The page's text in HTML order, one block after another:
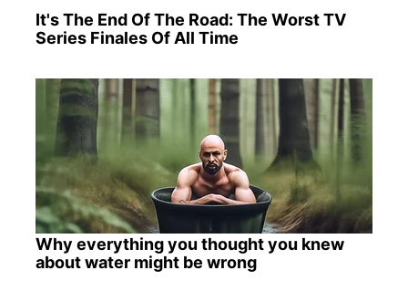
It's The End Of The Road: The Worst TV
Series Finales Of All Time
Why everything you thought you knew
about water might be wrong